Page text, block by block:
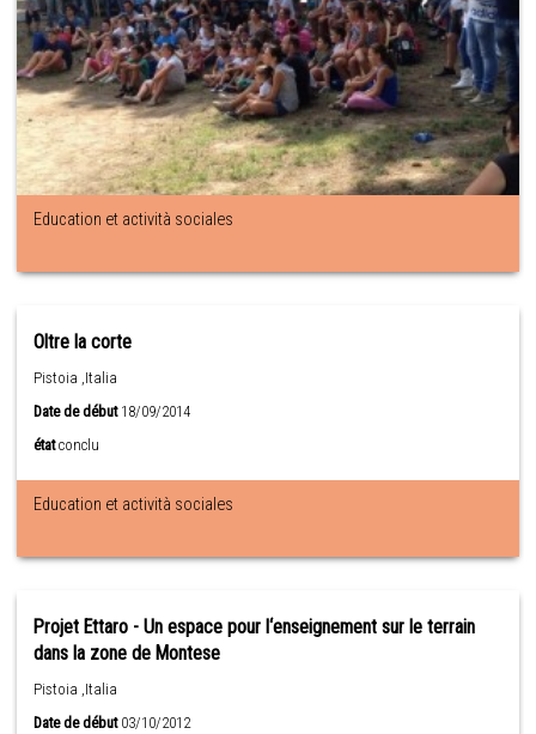
Education et actività sociales
Oltre la corte
Pistoia ,Italia
Date de début18/09/2014
état conclu
Education et actività sociales
Projet Ettaro - Un espace pour l‘enseignement sur le terrain
dans la zone de Montese
Pistoia ,Italia
Date de début03/10/2012